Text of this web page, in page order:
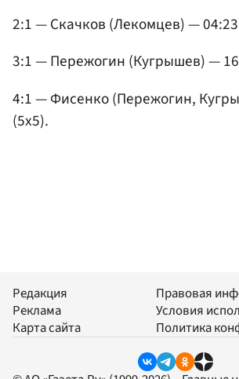
2:1 — Скачков (Лекомцев) —
3:1 — Пережогин (Кугрышев) —
4:1 — Фисенко (Пережогин,
(5х5).
Редакция
Реклама
Карта сайта
Правовая
Условия
Политика